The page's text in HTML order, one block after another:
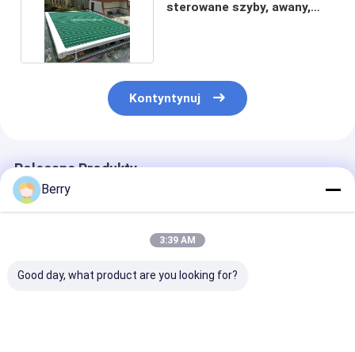
sterowane szyby, awany,
Kontyntynuj
Polecane Produkty
Berry
3:39 AM
Good day, what product are you looking for?